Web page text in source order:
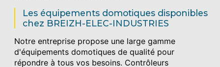
Les équipements domotiques disponibles
chez BREIZH-ELEC-INDUSTRIES
Notre entreprise propose une large gamme
d'équipements domotiques de qualité pour
répondre à tous vos besoins. Contrôleurs